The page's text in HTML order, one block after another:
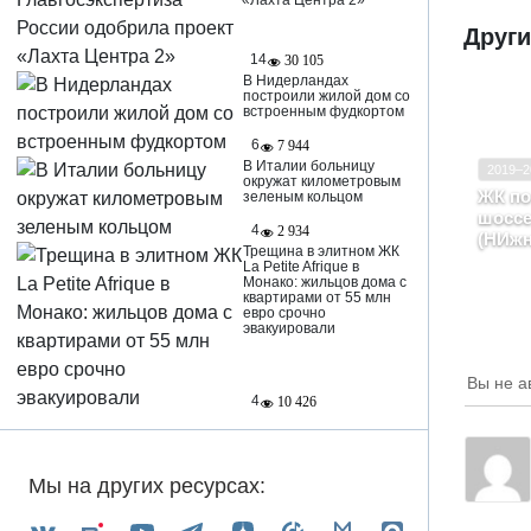
14
30 105
В Нидерландах
построили жилой дом со
встроенным фудкортом
6
7 944
В Италии больницу
окружат километровым
зеленым кольцом
4
2 934
Трещина в элитном ЖК
La Petite Afrique в
Монако: жильцов дома с
квартирами от 55 млн
евро срочно
эвакуировали
4 10 426
Мы на других ресурсах:
ЖК по
Ввод в
Класс
Вы не